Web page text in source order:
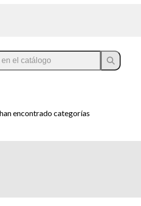
encontrado categorías